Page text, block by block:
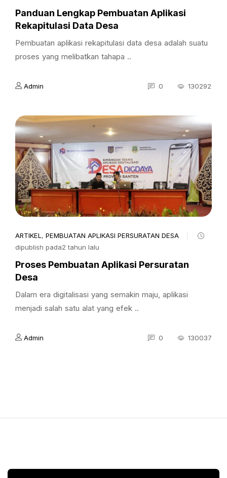
Panduan Lengkap Pembuatan Aplikasi
Rekapitulasi Data Desa
Pembuatan aplikasi rekapitulasi data desa adalah suatu
proses yang melibatkan tahapa ..
Admin 0 130292
ARTIKEL , PEMBUATAN APLIKASI PERSURATAN DESA
dipublish pada2 tahun lalu
Proses Pembuatan Aplikasi Persuratan
Desa
Dalam era digitalisasi yang semakin maju, aplikasi
menjadi salah satu alat yang efek ..
Admin 0 130037